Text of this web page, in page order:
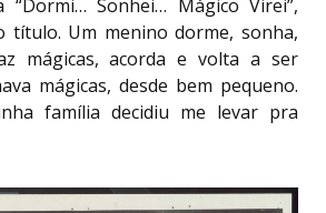
“Dormi… Sonhei… Mágico Virei”,
título. Um menino dorme, sonha,
mágicas, acorda e volta a ser
mágicas, desde bem pequeno.
família decidiu me levar pra